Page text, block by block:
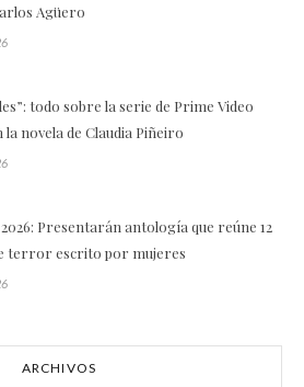
Agüero
todo sobre la serie de Prime Video
la novela de Claudia Piñeiro
Presentarán antología que reúne 12
terror escrito por mujeres
ARCHIVOS